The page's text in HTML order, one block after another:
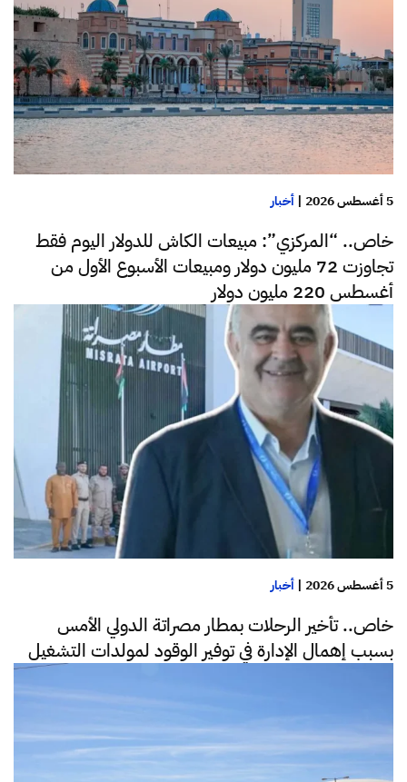
5 أغسطس 2026 | أخبار
خاص.. “المركزي”: مبيعات الكاش للدولار اليوم فقط
تجاوزت 72 مليون دولار ومبيعات الأسبوع الأول من
أغسطس 220 مليون دولار
5 أغسطس 2026 | أخبار
خاص.. تأخير الرحلات بمطار مصراتة الدولي الأمس
بسبب إهمال الإدارة في توفير الوقود لمولدات التشغيل